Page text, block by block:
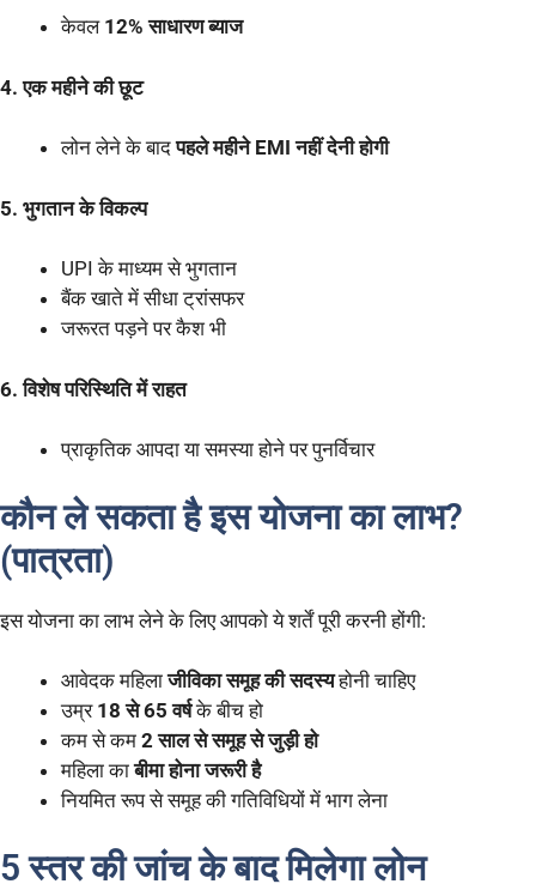
केवल 12% साधारण ब्याज
4. एक महीने की छूट
लोन लेने के बादपहले महीने EMI नहीं देनी होगी
5. भुगतान के विकल्प
UPI के माध्यम से भुगतान
बैंक खाते में सीधा ट्रांसफर
जरूरत पड़ने पर कैश भी
6. विशेष परिस्थिति में राहत
प्राकृतिक आपदा या समस्या होने पर पुनर्विचार
कौन ले सकता है इस योजना का लाभ?
(पात्रता)
इस योजना का लाभ लेने के लिए आपको ये शर्तें पूरी करनी होंगी:
आवेदक महिलाजीविका समूह की सदस्यहोनी चाहिए
उम्र 18 से 65 वर्षके बीच हो
कम से कम 2 साल से समूह से जुड़ी हो
महिला काबीमा होना जरूरी है
नियमित रूप से समूह की गतिविधियों में भाग लेना
5 स्तर की जांच के बाद मिलेगा लोन